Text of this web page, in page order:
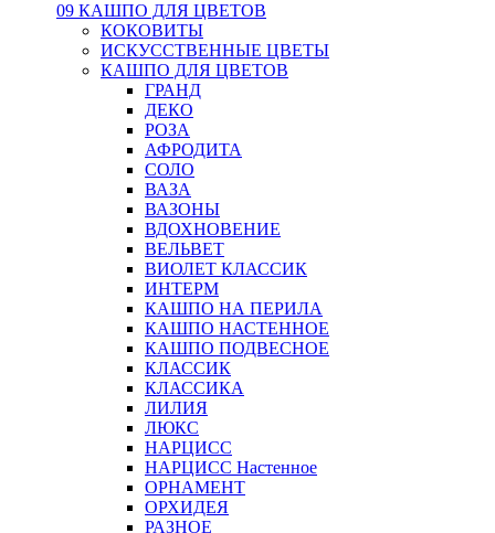
09 КАШПО ДЛЯ ЦВЕТОВ
КОКОВИТЫ
ИСКУССТВЕННЫЕ ЦВЕТЫ
КАШПО ДЛЯ ЦВЕТОВ
ГРАНД
ДЕКО
РОЗА
АФРОДИТА
СОЛО
ВАЗА
ВАЗОНЫ
ВДОХНОВЕНИЕ
ВЕЛЬВЕТ
ВИОЛЕТ КЛАССИК
ИНТЕРМ
КАШПО НА ПЕРИЛА
КАШПО НАСТЕННОЕ
КАШПО ПОДВЕСНОЕ
КЛАССИК
КЛАССИКА
ЛИЛИЯ
ЛЮКС
НАРЦИСС
НАРЦИСС Настенное
ОРНАМЕНТ
ОРХИДЕЯ
РАЗНОЕ